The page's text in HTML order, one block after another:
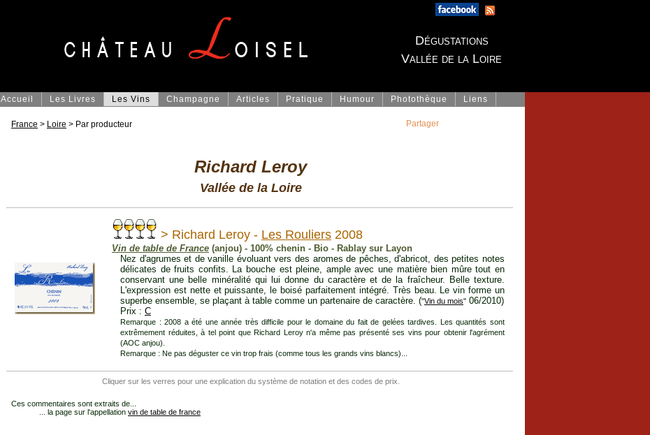
Dégustations
Vallée de la Loire
Accueil Les Livres Les Vins Champagne Articles Pratique Humour Photothèque Liens
France > Loire > Par producteur
Richard Leroy
Vallée de la Loire
> Richard Leroy - Les Rouliers 2008
Vin de table de France (anjou) - 100% chenin - Bio - Rablay sur Layon
Nez d'agrumes et de vanille évoluant vers des aromes de pêches, d'abricot, des petites notes
délicates de fruits confits. La bouche est pleine, ample avec une matière bien mûre tout en
conservant une belle minéralité qui lui donne du caractère et de la fraîcheur. Belle texture.
L'expression est nette et puissante, le boisé parfaitement intégré. Très beau. Le vin forme un
superbe ensemble, se plaçant à table comme un partenaire de caractère. ("Vin du mois" 06/2010)
Prix : C
Remarque : 2008 a été une année très difficile pour le domaine du fait de gelées tardives. Les quantités sont
extrêmement réduites, à tel point que Richard Leroy n'a même pas présenté ses vins pour obtenir l'agrément
(AOC anjou).
Remarque : Ne pas déguster ce vin trop frais (comme tous les grands vins blancs)...
Cliquer sur les verres pour une explication du système de notation et des codes de prix.
Ces commentaires sont extraits de...
... la page sur l'appellation vin de table de france
Partager